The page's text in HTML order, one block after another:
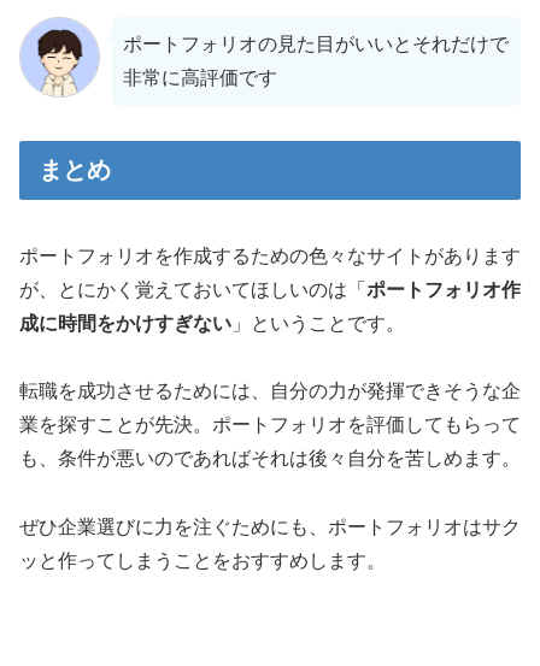
ポートフォリオの見た目がいいとそれだけで
非常に高評価です
まとめ
ポートフォリオを作成するための色々なサイトがあります
が、とにかく覚えておいてほしいのは「 ポートフォリオ作
成に時間をかけすぎない 」ということです。
転職を成功させるためには、自分の力が発揮できそうな企
業を探すことが先決。ポートフォリオを評価してもらって
も、条件が悪いのであればそれは後々自分を苦しめます。
ぜひ企業選びに力を注ぐためにも、ポートフォリオはサク
ッと作ってしまうことをおすすめします。